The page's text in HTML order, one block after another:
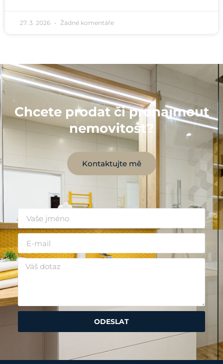
27. 3. 2026 Žádné komentáře
Chcete prodat či pronajmout
nemovitost?
Kontaktujte mě
ODESLAT